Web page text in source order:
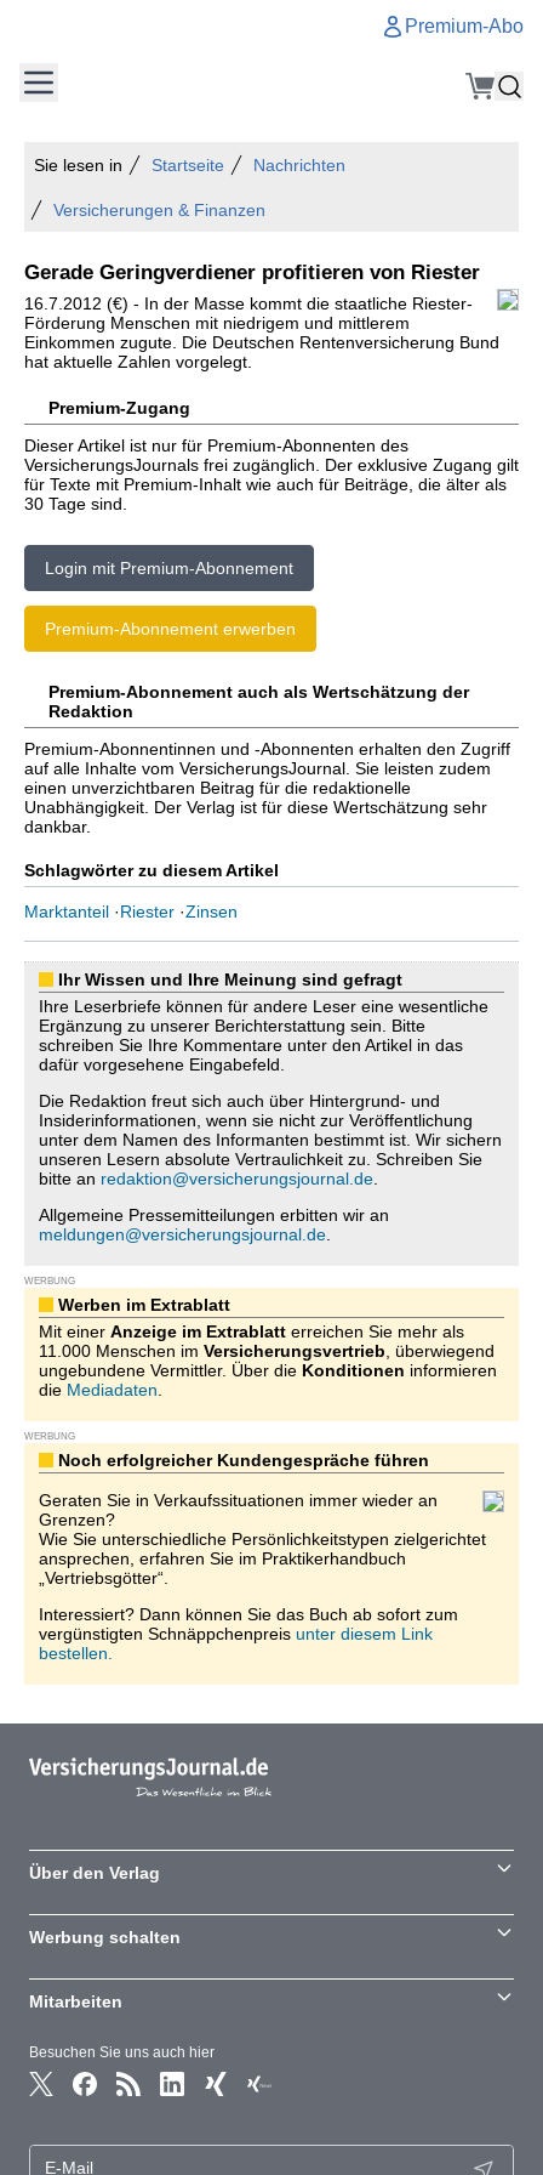
Premium-Abo
Sie lesen in Startseite Nachrichten
Versicherungen & Finanzen
Gerade Geringverdiener profitieren von Riester
16.7.2012 (€) - In der Masse kommt die staatliche Riester-
Förderung Menschen mit niedrigem und mittlerem
Einkommen zugute. Die Deutschen Rentenversicherung Bund
hat aktuelle Zahlen vorgelegt.
Premium-Zugang
Dieser Artikel ist nur für Premium-Abonnenten des
VersicherungsJournals frei zugänglich. Der exklusive Zugang gilt
für Texte mit Premium-Inhalt wie auch für Beiträge, die älter als
30 Tage sind.
Login mit Premium-Abonnement
Premium-Abonnement erwerben
Premium-Abonnement auch als Wertschätzung der
Redaktion
Premium-Abonnentinnen und -Abonnenten erhalten den Zugriff
auf alle Inhalte vom VersicherungsJournal. Sie leisten zudem
einen unverzichtbaren Beitrag für die redaktionelle
Unabhängigkeit. Der Verlag ist für diese Wertschätzung sehr
dankbar.
Schlagwörter zu diesem Artikel
Marktanteil ·Riester ·Zinsen
Ihr Wissen und Ihre Meinung sind gefragt
Ihre Leserbriefe können für andere Leser eine wesentliche
Ergänzung zu unserer Berichterstattung sein. Bitte
schreiben Sie Ihre Kommentare unter den Artikel in das
dafür vorgesehene Eingabefeld.
Die Redaktion freut sich auch über Hintergrund- und
Insiderinformationen, wenn sie nicht zur Veröffentlichung
unter dem Namen des Informanten bestimmt ist. Wir sichern
unseren Lesern absolute Vertraulichkeit zu. Schreiben Sie
bitte an redaktion@versicherungsjournal.de
Allgemeine Pressemitteilungen erbitten wir an
meldungen@versicherungsjournal.de
WERBUNG
Werben im Extrablatt
Mit einer Anzeige im Extrablatt erreichen Sie mehr als
11.000 Menschen im Versicherungsvertrieb , überwiegend
ungebundene Vermittler. Über die Konditionen informieren
die Mediadaten
WERBUNG
Noch erfolgreicher Kundengespräche führen
Geraten Sie in Verkaufssituationen immer wieder an
Grenzen?
Wie Sie unterschiedliche Persönlichkeitstypen zielgerichtet
ansprechen, erfahren Sie im Praktikerhandbuch
„Vertriebsgötter“.
Interessiert? Dann können Sie das Buch ab sofort zum
vergünstigten Schnäppchenpreis unter diesem Link
bestellen.
Besuchen Sie uns auch hier
Über den Verlag
Werbung schalten
Mitarbeiten